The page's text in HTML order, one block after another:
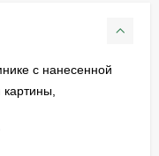
с нанесенной